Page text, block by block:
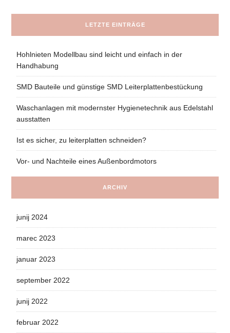
LETZTE EINTRÄGE
Hohlnieten Modellbau sind leicht und einfach in der
Handhabung
SMD Bauteile und günstige SMD Leiterplattenbestückung
Waschanlagen mit modernster Hygienetechnik aus Edelstahl
ausstatten
Ist es sicher, zu leiterplatten schneiden?
Vor- und Nachteile eines Außenbordmotors
ARCHIV
junij 2024
marec 2023
januar 2023
september 2022
junij 2022
februar 2022